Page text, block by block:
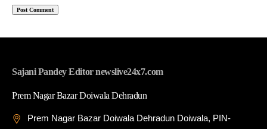
Sajani Pandey Editor newslive24x7.com
Prem Nagar Bazar Doiwala Dehradun
Prem Nagar Bazar Doiwala Dehradun Doiwala, PIN-